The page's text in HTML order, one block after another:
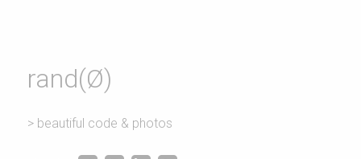
rand(Ø)
> beautiful code & photos